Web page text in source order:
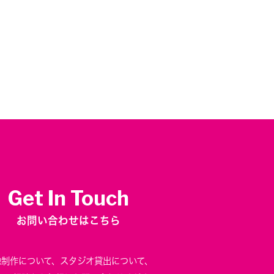
Get In Touch
お問い合わせはこちら
作について、
スタジオ貸出について、